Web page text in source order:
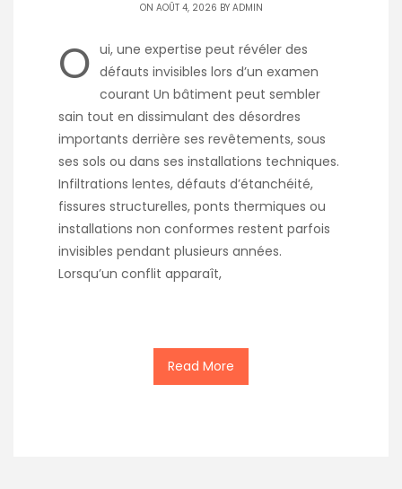
ON AOÛT 4, 2026 BY ADMIN
O ui, une expertise peut révéler des
défauts invisibles lors d’un examen
courant Un bâtiment peut sembler
sain tout en dissimulant des désordres
importants derrière ses revêtements, sous
ses sols ou dans ses installations techniques.
Infiltrations lentes, défauts d’étanchéité,
fissures structurelles, ponts thermiques ou
installations non conformes restent parfois
invisibles pendant plusieurs années.
Lorsqu’un conflit apparaît,
Read More